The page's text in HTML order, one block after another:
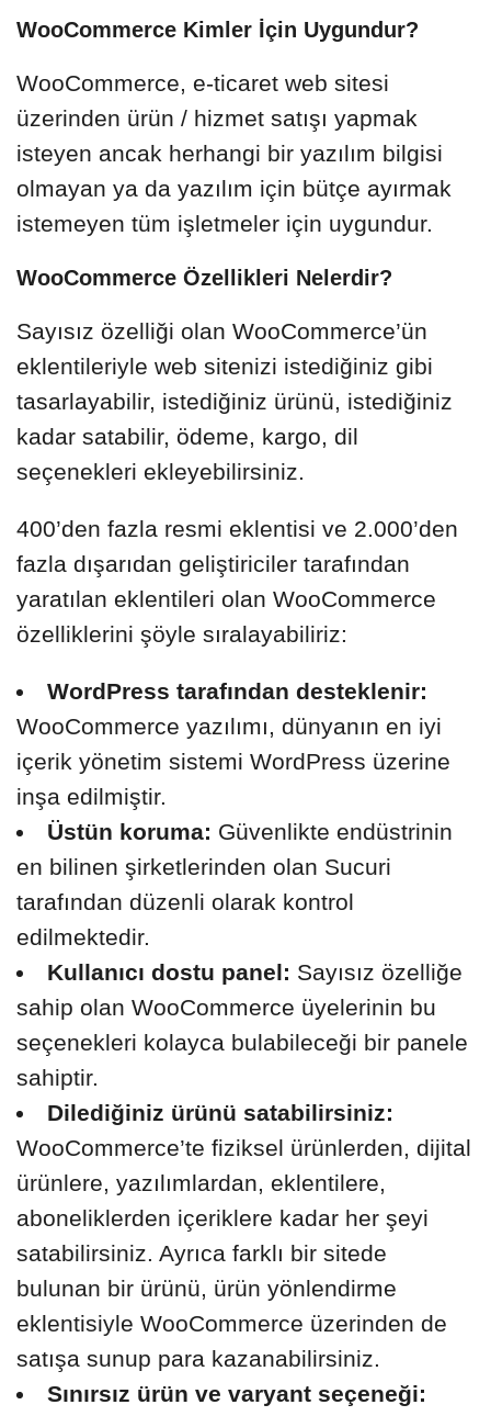
WooCommerce Kimler İçin Uygundur?
WooCommerce, e-ticaret web sitesi
üzerinden ürün / hizmet satışı yapmak
isteyen ancak herhangi bir yazılım bilgisi
olmayan ya da yazılım için bütçe ayırmak
istemeyen tüm işletmeler için uygundur.
WooCommerce Özellikleri Nelerdir?
Sayısız özelliği olan WooCommerce’ün
eklentileriyle web sitenizi istediğiniz gibi
tasarlayabilir, istediğiniz ürünü, istediğiniz
kadar satabilir, ödeme, kargo, dil
seçenekleri ekleyebilirsiniz.
400’den fazla resmi eklentisi ve 2.000’den
fazla dışarıdan geliştiriciler tarafından
yaratılan eklentileri olan WooCommerce
özelliklerini şöyle sıralayabiliriz:
WordPress tarafından desteklenir:
WooCommerce yazılımı, dünyanın en iyi
içerik yönetim sistemi WordPress üzerine
inşa edilmiştir.
Üstün koruma: Güvenlikte endüstrinin
en bilinen şirketlerinden olan Sucuri
tarafından düzenli olarak kontrol
edilmektedir.
Kullanıcı dostu panel: Sayısız özelliğe
sahip olan WooCommerce üyelerinin bu
seçenekleri kolayca bulabileceği bir panele
sahiptir.
Dilediğiniz ürünü satabilirsiniz:
WooCommerce’te fiziksel ürünlerden, dijital
ürünlere, yazılımlardan, eklentilere,
aboneliklerden içeriklere kadar her şeyi
satabilirsiniz. Ayrıca farklı bir sitede
bulunan bir ürünü, ürün yönlendirme
eklentisiyle WooCommerce üzerinden de
satışa sunup para kazanabilirsiniz.
Sınırsız ürün ve varyant seçeneği: